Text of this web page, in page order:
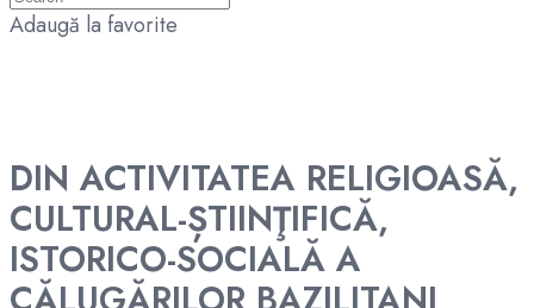
Adaugă la favorite
DIN ACTIVITATEA RELIGIOASĂ,
CULTURAL-ȘTIINŢIFICĂ,
ISTORICO-SOCIALĂ A